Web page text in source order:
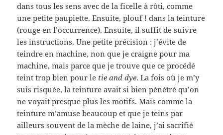
dans tous les sens avec de la ficelle à rôti, comme
une petite paupiette. Ensuite, plouf ! dans la teinture
(rouge en l’occurrence). Ensuite, il suffit de suivre
les instructions. Une petite précision : j’évite de
teindre en machine, non que je craigne pour ma
machine, mais parce que je trouve que ce procédé
teint trop bien pour le tie and dye. La fois où je m’y
suis risquée, la teinture avait si bien pénétré qu’on
ne voyait presque plus les motifs. Mais comme la
teinture m’amuse beaucoup et que je teins par
ailleurs souvent de la mèche de laine, j’ai sacrifié